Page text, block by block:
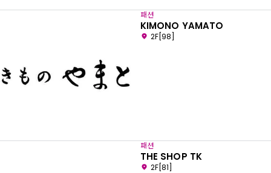
패션
KIMONO YAMATO
2F[98]
패션
THE SHOP TK
2F[81]